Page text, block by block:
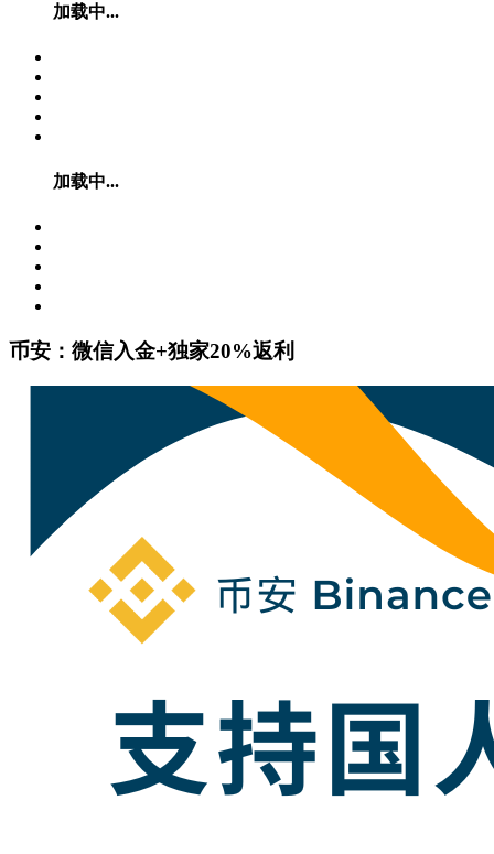
加载中...
加载中...
币安：微信入金+独家20%返利